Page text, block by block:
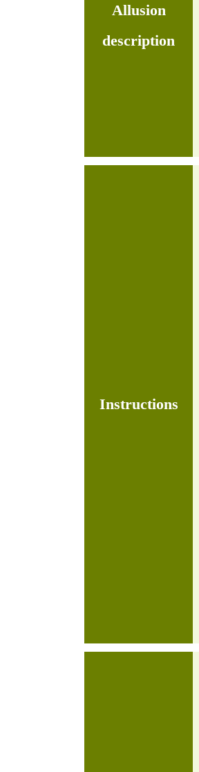
Allusion
description
Instructions